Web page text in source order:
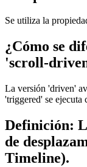
Se utiliza la
¿Cómo se
'scroll-
La versión 'driven'
'triggered' se ejecuta
Definición:
de
Timeline).